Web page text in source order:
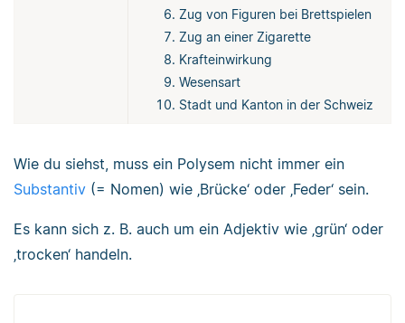
Zug von Figuren bei Brettspielen
Zug an einer Zigarette
Krafteinwirkung
Wesensart
Stadt und Kanton in der Schweiz
Wie du siehst, muss ein Polysem nicht immer ein
Substantiv (= Nomen) wie ‚Brücke‘ oder ‚Feder‘ sein.
Es kann sich z. B. auch um ein Adjektiv wie ‚grün‘ oder
‚trocken‘ handeln.